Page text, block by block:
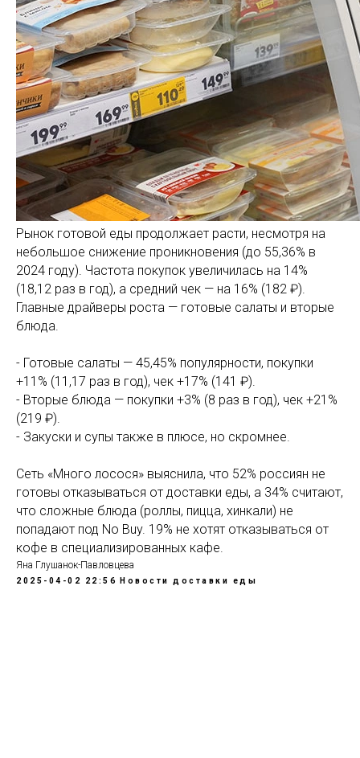
Рынок готовой еды продолжает расти, несмотря на
небольшое снижение проникновения (до 55,36% в
2024 году). Частота покупок увеличилась на 14%
(18,12 раз в год), а средний чек — на 16% (182 ₽).
Главные драйверы роста — готовые салаты и вторые
блюда.
- Готовые салаты — 45,45% популярности, покупки
+11% (11,17 раз в год), чек +17% (141 ₽).
- Вторые блюда — покупки +3% (8 раз в год), чек +21%
(219 ₽).
- Закуски и супы также в плюсе, но скромнее.
Сеть «Много лосося» выяснила, что 52% россиян не
готовы отказываться от доставки еды, а 34% считают,
что сложные блюда (роллы, пицца, хинкали) не
попадают под No Buy. 19% не хотят отказываться от
кофе в специализированных кафе.
Яна Глушанок-Павловцева
2025-04-02 22:56 Новости доставки еды